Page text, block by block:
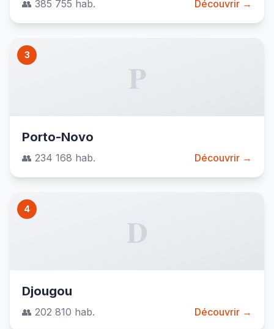
👥 385 755 hab. Découvrir →
3
P
Porto-Novo
👥 234 168 hab. Découvrir →
4
D
Djougou
👥 202 810 hab. Découvrir →